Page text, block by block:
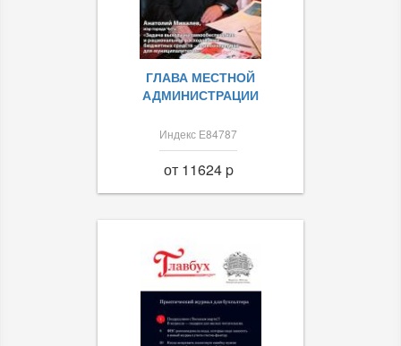
ГЛАВА МЕСТНОЙ
АДМИНИСТРАЦИИ
Индекс Е84787
от 11624 p